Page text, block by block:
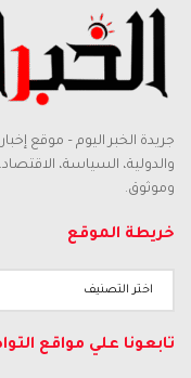
جريدة الخبر اليوم – موقع
والدولية، السياسة،
وموثوق.
خريطة الموقع
تابعونا علي مواقع